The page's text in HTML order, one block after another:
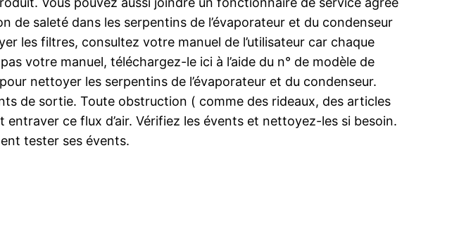
de saleté dans les serpentins de l’évaporateur et du condenseur
les filtres, consultez votre manuel de l’utilisateur car chaque
votre manuel, téléchargez-le ici à l’aide du n° de modèle de
nettoyer les serpentins de l’évaporateur et du condenseur.
de sortie. Toute obstruction ( comme des rideaux, des articles
ce flux d’air. Vérifiez les évents et nettoyez-les si besoin.
tester ses évents.